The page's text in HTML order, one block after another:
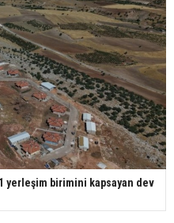
yerleşim birimini kapsayan dev